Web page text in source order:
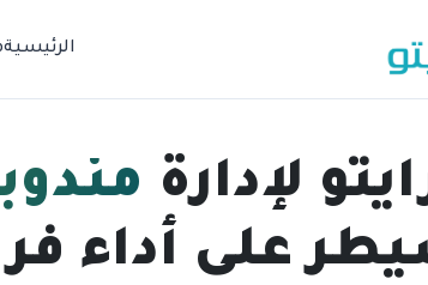
الرئيسية
لإدارة
على أداء